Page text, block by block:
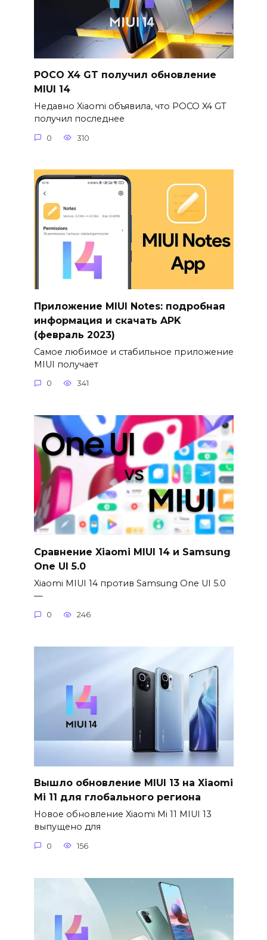
POCO X4 GT получил обновление
MIUI 14
Недавно Xiaomi объявила, что POCO X4 GT
получил последнее
0 310
Приложение MIUI Notes: подробная
информация и скачать APK
(февраль 2023)
Самое любимое и стабильное приложение
MIUI получает
0 341
Сравнение Xiaomi MIUI 14 и Samsung
One UI 5.0
Xiaomi MIUI 14 против Samsung One UI 5.0
—
0 246
Вышло обновление MIUI 13 на Xiaomi
Mi 11 для глобального региона
Новое обновление Xiaomi Mi 11 MIUI 13
выпущено для
0 156